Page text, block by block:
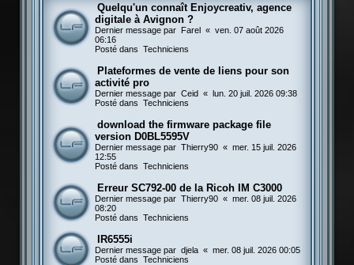
Quelqu'un connaît Enjoycreativ, agence
digitale à Avignon ?
Dernier message par Farel « ven. 07 août 2026
06:16
Posté dans Techniciens
Plateformes de vente de liens pour son
activité pro
Dernier message par Ceid « lun. 20 juil. 2026 09:38
Posté dans Techniciens
download the firmware package file
version D0BL5595V
Dernier message par Thierry90 « mer. 15 juil. 2026
12:55
Posté dans Techniciens
Erreur SC792-00 de la Ricoh IM C3000
Dernier message par Thierry90 « mer. 08 juil. 2026
08:20
Posté dans Techniciens
IR6555i
Dernier message par djela « mer. 08 juil. 2026 00:05
Posté dans Techniciens